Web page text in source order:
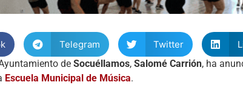
Telegram Twitter
de Socuéllamos, Salomé Carrión, ha
Escuela Municipal de Música.